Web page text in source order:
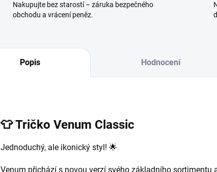
Nakupujte bez starostí – záruka bezpečného
obchodu a vrácení peněz.
Popis Hodnocení
👕 Tričko Venum Classic
Jednoduchý, ale ikonický styl! 🌟
Venum přichází s novou verzí svého základního sortimentu